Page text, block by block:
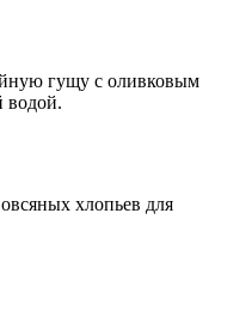
гущу с оливковым
водой.
хлопьев для